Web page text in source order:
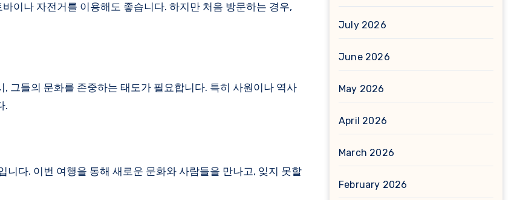
이나 자전거를 이용해도 좋습니다. 하지만 처음 방문하는 경우,
그들의 문화를 존중하는 태도가 필요합니다. 특히 사원이나 역사
.
다. 이번 여행을 통해 새로운 문화와 사람들을 만나고, 잊지 못할
July 2026
June 2026
May 2026
April 2026
March 2026
February 2026